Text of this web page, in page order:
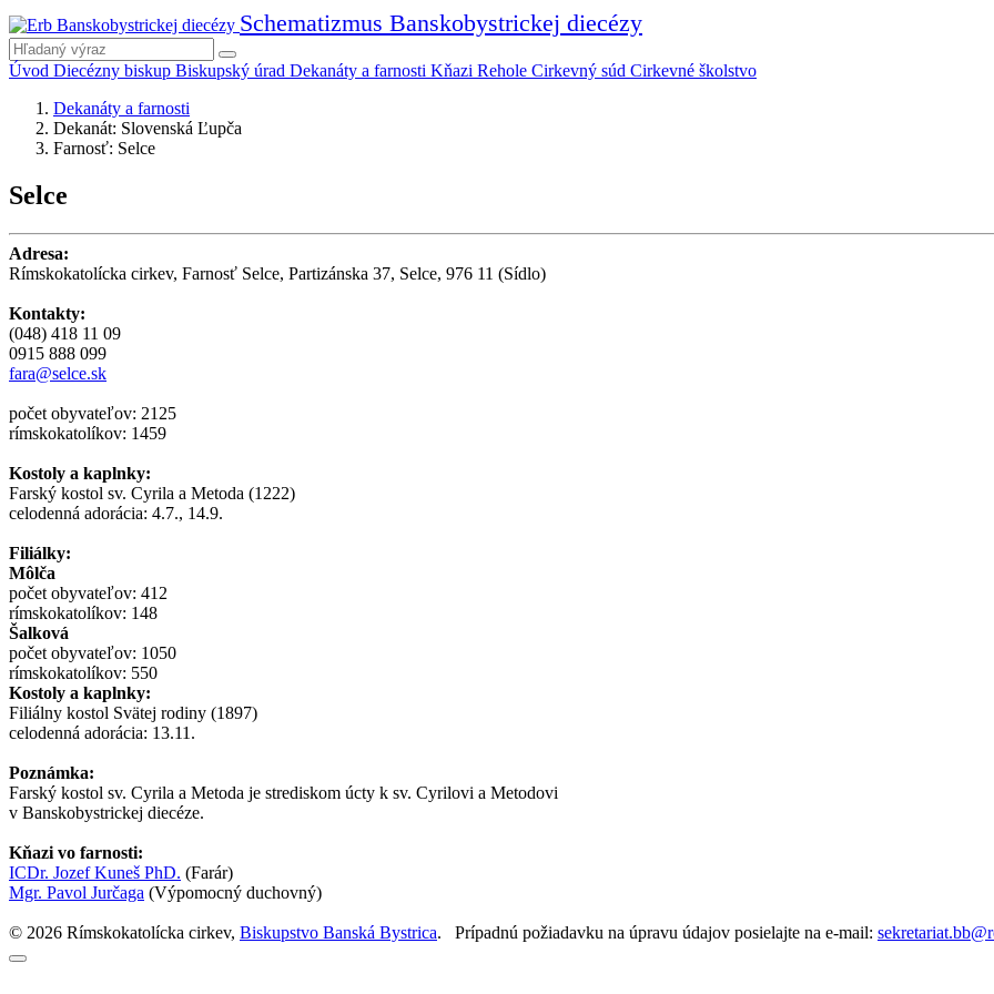
Schematizmus Banskobystrickej diecézy
Úvod Diecézny biskup Biskupský úrad Dekanáty a farnosti Kňazi Rehole Cirkevný súd Cirkevné školstvo
Dekanáty a farnosti
Dekanát: Slovenská Ľupča
Farnosť: Selce
Selce
Adresa:
Rímskokatolícka cirkev, Farnosť Selce, Partizánska 37, Selce, 976 11 (Sídlo)
Kontakty:
(048) 418 11 09
0915 888 099
fara@selce.sk
počet obyvateľov: 2125
rímskokatolíkov: 1459
Kostoly a kaplnky:
Farský kostol sv. Cyrila a Metoda (1222)
celodenná adorácia: 4.7., 14.9.
Filiálky:
Môlča
počet obyvateľov: 412
rímskokatolíkov: 148
Šalková
počet obyvateľov: 1050
rímskokatolíkov: 550
Kostoly a kaplnky:
Filiálny kostol Svätej rodiny (1897)
celodenná adorácia: 13.11.
Poznámka:
Farský kostol sv. Cyrila a Metoda je strediskom úcty k sv. Cyrilovi a Metodovi
v Banskobystrickej diecéze.
Kňazi vo farnosti:
ICDr. Jozef Kuneš PhD. (Farár)
Mgr. Pavol Jurčaga (Výpomocný duchovný)
© 2026 Rímskokatolícka cirkev, Biskupstvo Banská Bystrica. Prípadnú požiadavku na úpravu údajov posielajte na e-mail: